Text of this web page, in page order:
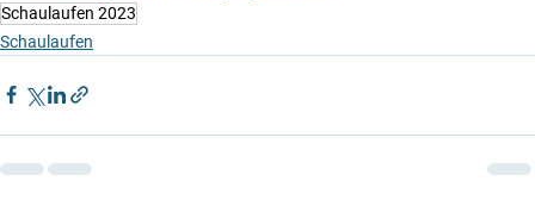
Schaulaufen 2023
Schaulaufen